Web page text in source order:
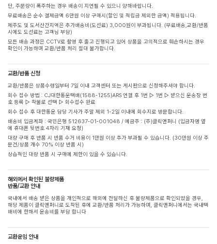
단, 주문량이 폭주하는 경우 배송이 지연될 수 있으니 양해바랍니다.
무료배송은 순수 결제금액 6만원 이상 구매시(할인 및 적립금 제외한 금액) 적용됩니다.
제주도 및 도서산간지역은 추가배송비(도선료) 3,000원이 부과됩니다. (무료배송,교환/반품
시에도 도선료는 고객님 부담)
모든 배송 과정은 CCTV로 촬영 후 출고 진행되고 있어 상품을 고의적으로 훼손하시는 경우
확인이 가능하며 교환/반품 처리 절대 불가합니다.
교환/반품 신청
교환/반품은 상품수령일부터 7일 이내 고객센터 또는 게시판으로 신청해주셔야 합니다.
회수 접수 방법 : CJ대한통운택배(1588-1255)ARS 연결 후 1번 ▷ 1번 ▷ 받으신 운송장 번
호 등록 ▷ 착불로 선택 ▷ 회수접수 완료
회수 접수 후 대한통운 담당 기사가 주말 제외 1-2일 이내에 회수지로 방문합니다.
배송비 입금계좌 : 국민은행 512637-01-001048 / 예금주 : (주)클릭앤퍼니 (입금자명 옆
에 휴대폰 뒷번호 4자리 기재 요청)
대량 구매 후 반품 시 반품 수거 비용이 1만원 이상 추가 부과될 수 있습니다. (30만원 이상 주
문건/상품 개수 70% 이상 반품 시)
상습적인 대량 반품 시 구매에 제한이 있을 수 있습니다.
해외에서 확인된 불량제품
반품/교환 안내
국내에서 배송 받은 상품을 개인적으로 해외에 전달하신 후 불량제품으로 확인되었을 경우,
해당 제품이 클릭앤퍼니로 도착된 후에 교환/반품 처리가 가능하며, 클릭앤퍼니에서는 국내택
배비에 한해서 운송비를 부담 합니다
교환운임 안내